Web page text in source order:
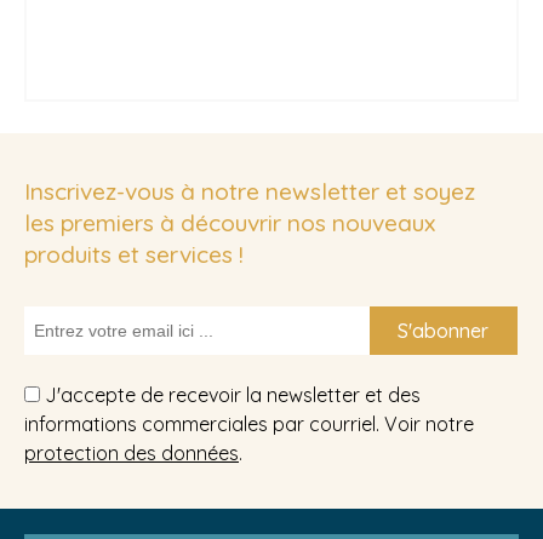
Inscrivez-vous à notre newsletter et soyez
les premiers à découvrir nos nouveaux
produits et services !
S'abonner
J'accepte de recevoir la newsletter et des
informations commerciales par courriel. Voir notre
protection des données.